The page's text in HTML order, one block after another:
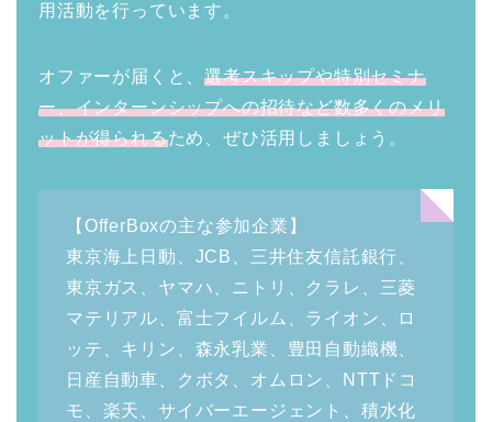
用活動を行っています。
オファーが届くと、選考スキップや特別セミナ
ー、インターンシップへの招待など数多くのメリ
ットが得られるため、ぜひ活用しましょう。
【OfferBoxの主な参加企業】
東京海上日動、JCB、三井住友信託銀行、
東京ガス、ヤマハ、ニトリ、クラレ、三菱
マテリアル、富士フイルム、ライオン、ロ
ッテ、キリン、森永乳業、豊田自動織機、
日産自動車、クボタ、オムロン、NTTドコ
モ、楽天、サイバーエージェント、積水化